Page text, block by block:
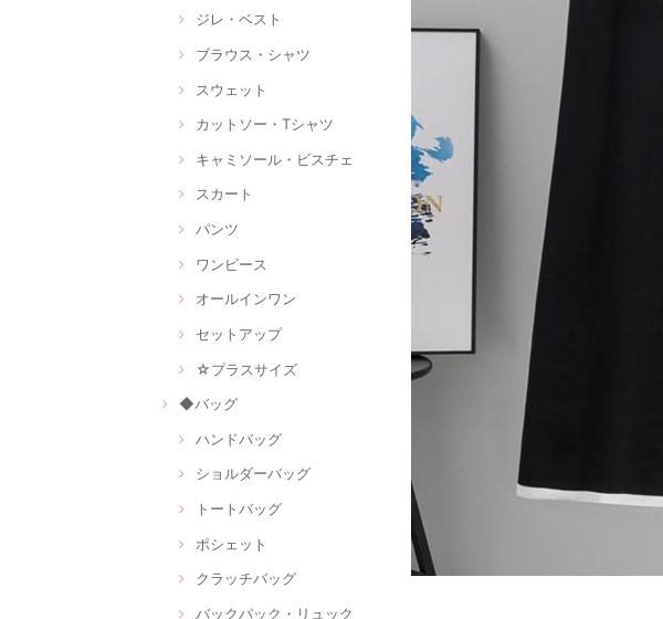
ジレ・ベスト
ブラウス・シャツ
スウェット
カットソー・Tシャツ
キャミソール・ビスチェ
スカート
パンツ
ワンピース
オールインワン
セットアップ
☆プラスサイズ
◆バッグ
ハンドバッグ
ショルダーバッグ
トートバッグ
ポシェット
クラッチバッグ
バックパック・リュック